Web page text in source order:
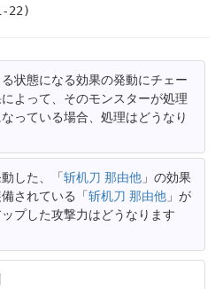
22)
状態になる効果の発動にチェー
よって、そのモンスターが処理
っている場合、処理はどうなり
した、「斩机刀 那由他 」の効果
されている「斩机刀 那由他 」が
プした攻撃力はどうなります